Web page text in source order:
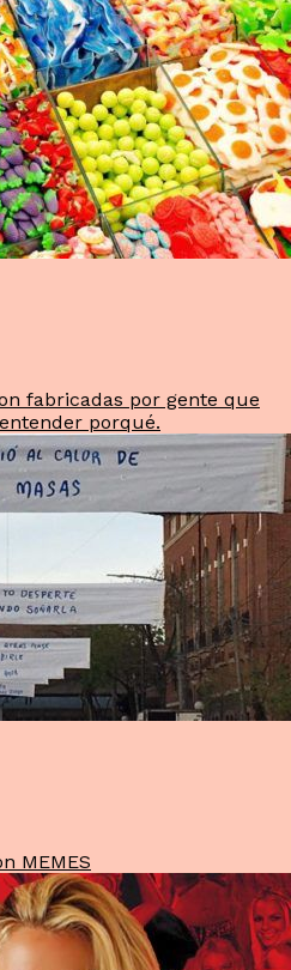
fabricadas por gente que
porqué.
MEMES